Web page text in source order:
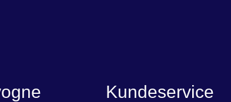
Kundeservice